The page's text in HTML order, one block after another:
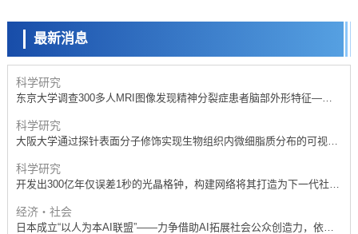
最新消息
科学研究
广岛大学发现EB病毒致病的淋巴瘤等相关疾病治疗新线索，聚焦CD80
抗体治疗可行性
科学研究
东京大学调查300多人MRI图像发现精神分裂症患者脑部外形特征——
科学研究
大阪大学通过探针表面分子修饰实现生物组织内微细脂质分布的可视
科学研究
开发出300亿年仅误差1秒的光晶格钟，构建网络将其打造为下一代社会
经济・社会
日本成立“以人为本AI联盟”——力争借助AI拓展社会公众创造力，依托